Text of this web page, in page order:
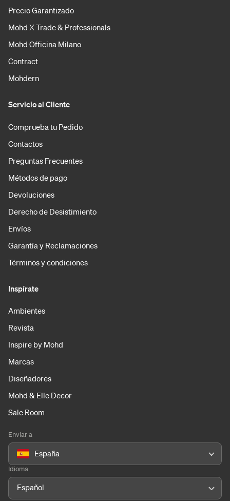
Precio Garantizado
Mohd X Trade & Professionals
Mohd Officina Milano
Contract
Mohdern
Servicio al Cliente
Comprueba tu Pedido
Contactos
Preguntas Frecuentes
Métodos de pago
Devoluciones
Derecho de Desistimiento
Envíos
Garantía y Reclamaciones
Términos y condiciones
Inspírate
Ambientes
Revista
Inspire by Mohd
Marcas
Diseñadores
Mohd & Elle Decor
Sale Room
Enviar a
España
Idioma
Español